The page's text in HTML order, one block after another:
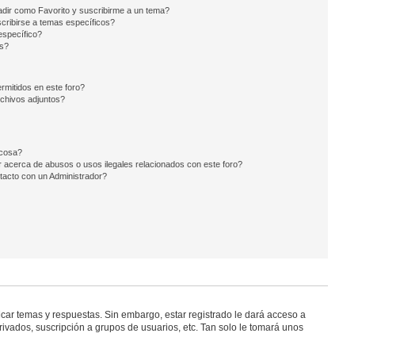
como Favorito y suscribirme a un tema?
a temas específicos?
en este foro?
adjuntos?
acerca de abusos o usos ilegales relacionados con este foro?
con un Administrador?
temas y respuestas. Sin embargo, estar registrado le dará acceso a
suscripción a grupos de usuarios, etc. Tan solo le tomará unos